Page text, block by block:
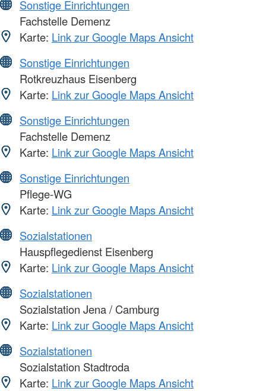
Sonstige Einrichtungen
Fachstelle Demenz
Karte: Link zur Google Maps Ansicht
Sonstige Einrichtungen
Rotkreuzhaus Eisenberg
Karte: Link zur Google Maps Ansicht
Sonstige Einrichtungen
Fachstelle Demenz
Karte: Link zur Google Maps Ansicht
Sonstige Einrichtungen
Pflege-WG
Karte: Link zur Google Maps Ansicht
Sozialstationen
Hauspflegedienst Eisenberg
Karte: Link zur Google Maps Ansicht
Sozialstationen
Sozialstation Jena / Camburg
Karte: Link zur Google Maps Ansicht
Sozialstationen
Sozialstation Stadtroda
Karte: Link zur Google Maps Ansicht